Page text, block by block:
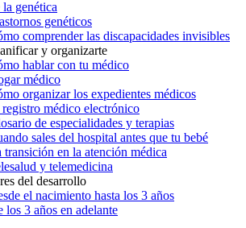
la genética
genéticos
comprender las discapacidades invisibles
y organizarte
hablar con tu médico
médico
organizar los expedientes médicos
médico electrónico
de especialidades y terapias
sales del hospital antes que tu bebé
transición en la atención médica
y telemedicina
del desarrollo
el nacimiento hasta los 3 años
los 3 años en adelante